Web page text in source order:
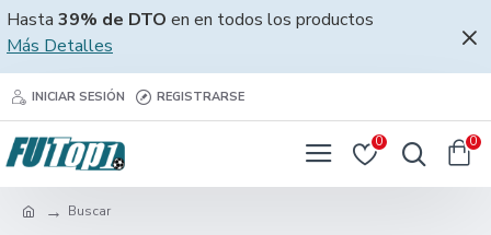
Hasta 39% de DTO en en todos los productos
Más Detalles
INICIAR SESIÓN REGISTRARSE
0 0
Buscar